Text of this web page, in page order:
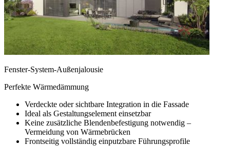
Fenster-System-Außenjalousie
Perfekte Wärmedämmung
Verdeckte oder sichtbare Integration in die Fassade
Ideal als Gestaltungselement einsetzbar
Keine zusätzliche Blendenbefestigung notwendig –
Vermeidung von Wärmebrücken
Frontseitig vollständig einputzbare Führungsprofile